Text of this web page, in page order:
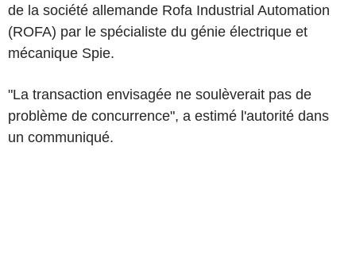
de la société allemande Rofa Industrial Automation
(ROFA) par le spécialiste du génie électrique et
mécanique Spie.
"La transaction envisagée ne soulèverait pas de
problème de concurrence", a estimé l'autorité dans
un communiqué.